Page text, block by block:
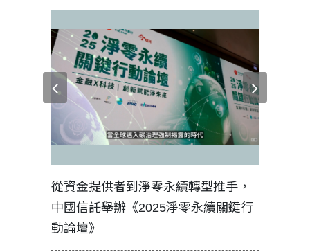
從資金提供者到淨零永續轉型推手，
中國信託舉辦《2025淨零永續關鍵行
動論壇》